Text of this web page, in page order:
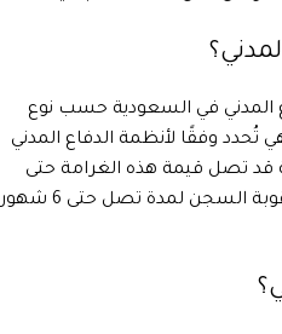
المدني في السعودية حسب نوع
وفقًا لأنظمة الدفاع المدني
قد تصل قيمة هذه الغرامة حتى
60,000 ريال سعودي، إلى جانب عقوبة السجن لمدة تصل حتى 6 شهور